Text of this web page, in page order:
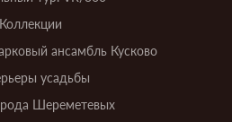
Коллекции
ансамбль Кусково
усадьбы
Шереметевых